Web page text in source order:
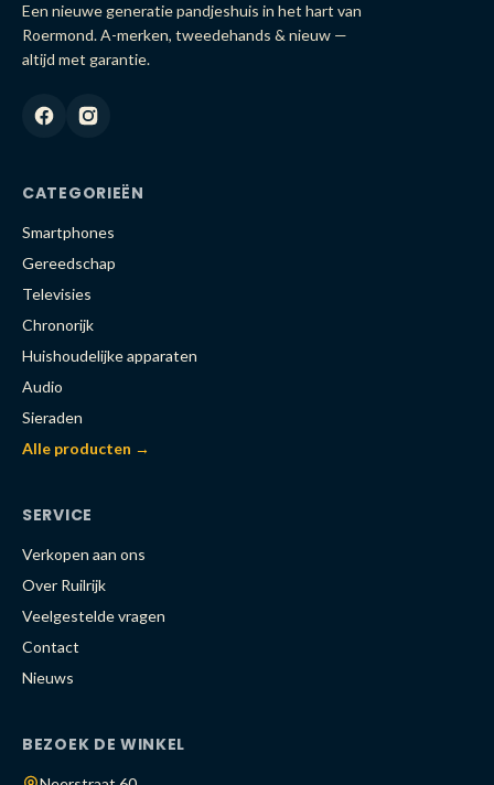
Een nieuwe generatie pandjeshuis in het hart van
Roermond. A-merken, tweedehands & nieuw —
altijd met garantie.
CATEGORIEËN
Smartphones
Gereedschap
Televisies
Chronorijk
Huishoudelijke apparaten
Audio
Sieraden
Alle producten →
SERVICE
Verkopen aan ons
Over Ruilrijk
Veelgestelde vragen
Contact
Nieuws
BEZOEK DE WINKEL